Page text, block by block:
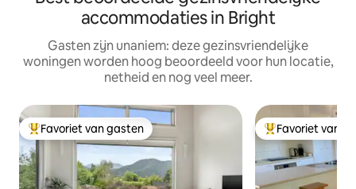
accommodaties in Bright
Gasten zijn unaniem: deze gezinsvriendelijke
woningen worden hoog beoordeeld voor hun locatie,
netheid en nog veel meer.
Topfavoriet van gasten
Favoriet van gasten Topfavoriet van
Favoriet van